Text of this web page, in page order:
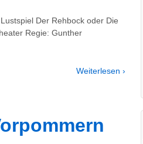
Der Rehbock oder Die
Regie: Gunther
Weiterlesen ›